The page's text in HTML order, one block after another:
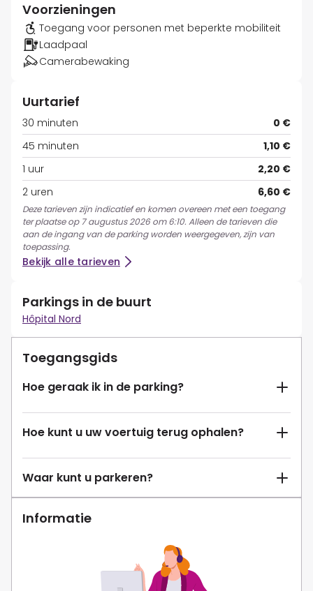
Voorzieningen
Toegang voor personen met beperkte mobiliteit
Laadpaal
Camerabewaking
Uurtarief
30 minuten
0 €
45 minuten
1,10 €
1 uur
2,20 €
2 uren
6,60 €
Deze tarieven zijn indicatief en komen overeen met een toegang
ter plaatse op 7 augustus 2026 om 6:10. Alleen de tarieven die
aan de ingang van de parking worden weergegeven, zijn van
toepassing.
Bekijk alle tarieven
Parkings in de buurt
Hôpital Nord
Toegangsgids
Hoe geraak ik in de parking?
Hoe kunt u uw voertuig terug ophalen?
Waar kunt u parkeren?
Informatie